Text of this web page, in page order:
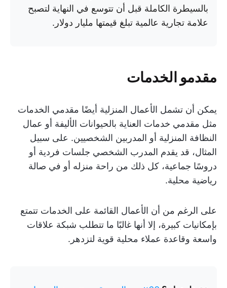
بالسيطرة الكاملة قبل أن تتوسع في النهاية لتصبح
علامة تجارية عالمية تبلغ قيمتها مليار دولار.
مقدمو الخدمات
يمكن أن تشمل الأعمال المنزلية أيضًا مقدمي الخدمات
مثل مقدمي خدمات العناية بالحيوانات الأليفة أو عمال
النظافة المنزلية أو المدربين الشخصيين. على سبيل
المثال، قد يقدم المدرب الشخصي جلسات فردية أو
دروسًا جماعية، كل ذلك من راحة منزله أو في صالة
رياضية محلية.
على الرغم من أن الأعمال القائمة على الخدمات تتمتع
بإمكانيات كبيرة، إلا أنها غالبًا ما تتطلب شبكة علاقات
واسعة وقاعدة عملاء محلية قوية لتزدهر.